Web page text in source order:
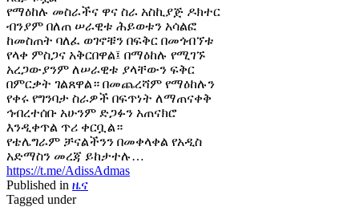
የማዕከሉ መስራችና ዋና ስራ አስኪያጅ ዶክተር
ብንያም በለጠ ሠራዊቱ ሕይወቱን አሳልፎ
ከመስጠት ባለፈ ወገኖቹን በፍቅር በመጎብኘቱ
የላቀ ምስጋና አቅርበዋል፤ በማዕከሉ የሚገኙ
አረጋውያንም ለሠራዊቱ ያላቸውን ፍቅር
በምርቃት ገልጸዋል። በመጨረሻም የማዕከሉን
የቀሩ የግንባታ ስራዎች በፍጥነት ለማጠናቀቅ
ኅብረተሰቡ አሁንም ድጋፉን አጠናክሮ
እንዲቀጥል ጥሪ ቀርቧል።
የቴሌግራም ቻናልችንን በመቀላቀል የአዲስ
አድማስን መረጃ ይከታተሉ…
https://t.me/AdissAdmas
Published in ዜና
Tagged under